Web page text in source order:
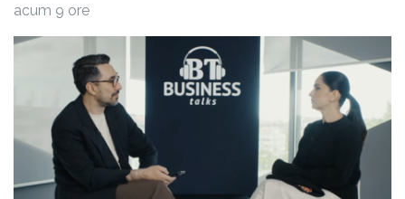
acum 9 ore